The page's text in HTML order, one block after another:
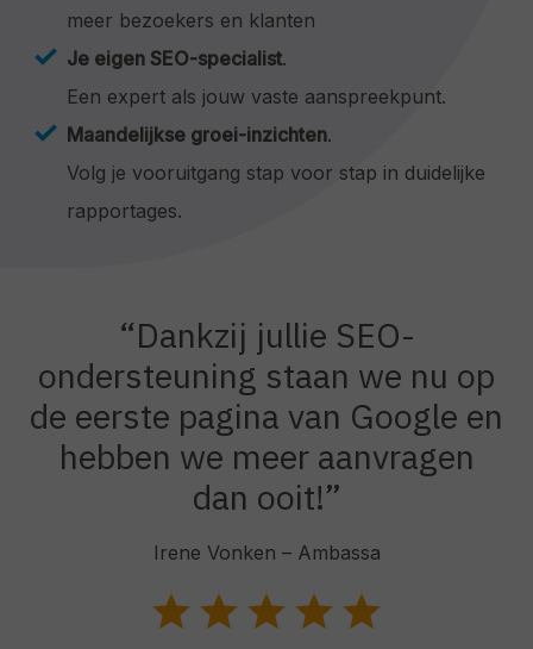
meer bezoekers en klanten
Je eigen SEO-specialist.
Een expert als jouw vaste aanspreekpunt.
Maandelijkse groei-inzichten.
Volg je vooruitgang stap voor stap in duidelijke
rapportages.
“Dankzij jullie SEO-
ondersteuning staan we nu op
de eerste pagina van Google en
hebben we meer aanvragen
dan ooit!”
Irene Vonken – Ambassa
starstarstarstarstar